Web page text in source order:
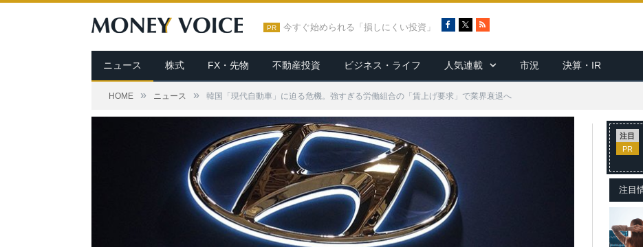
PR 今すぐ始められる「損しにくい投資」
c
e
b
o
R
S
ニュース 株式 FX・先物 不動産投資 ビジネス・ライフ 人気連載 市況 決算・IR
HOME » ニュース » 韓国「現代自動車」に迫る危機。強すぎる労働組合の「賃上げ要求」で業界衰退へ
注目
PR
注目